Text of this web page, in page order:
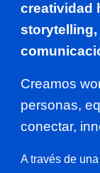
creatividad
Creamos
personas,
conectar,
A través de una